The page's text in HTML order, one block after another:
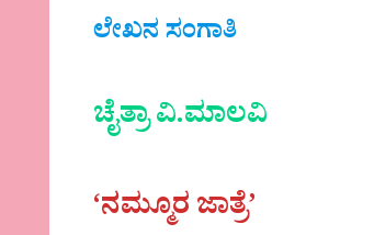
ಲೇಖನ ಸಂಗಾತಿ
ಚೈತ್ರಾ ವಿ.ಮಾಲವಿ
‘ನಮ್ಮೂರ ಜಾತ್ರೆ’